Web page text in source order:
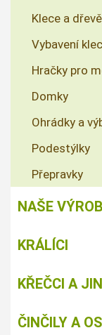
Klece a
Vybavení
Hračky pro
Domky
Ohrádky a
Podestýlky
Přepravky
NAŠE
KRÁLÍCI
KŘEČCI A
ČINČILY A